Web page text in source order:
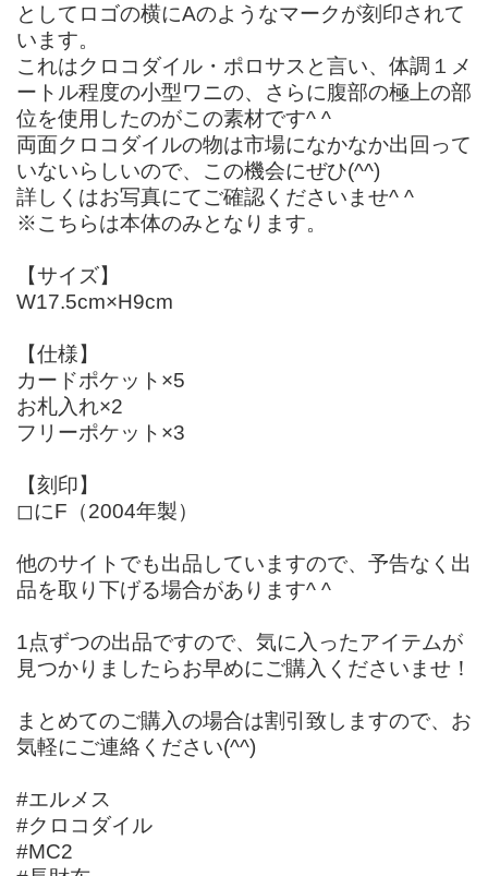
としてロゴの横にAのようなマークが刻印されて
います。
これはクロコダイル・ポロサスと言い、体調１メ
ートル程度の小型ワニの、さらに腹部の極上の部
位を使用したのがこの素材です^ ^
両面クロコダイルの物は市場になかなか出回って
いないらしいので、この機会にぜひ(^^)
詳しくはお写真にてご確認くださいませ^ ^
※こちらは本体のみとなります。
【サイズ】
W17.5cm×H9cm
【仕様】
カードポケット×5
お札入れ×2
フリーポケット×3
【刻印】
◻︎にF（2004年製）
他のサイトでも出品していますので、予告なく出
品を取り下げる場合があります^ ^
1点ずつの出品ですので、気に入ったアイテムが
見つかりましたらお早めにご購入くださいませ！
まとめてのご購入の場合は割引致しますので、お
気軽にご連絡ください(^^)
#エルメス
#クロコダイル
#MC2